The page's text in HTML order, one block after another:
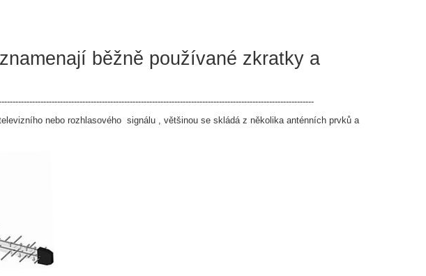
běžně používané zkratky a
nebo rozhlasového signálu , většinou se skládá z několika anténních prvků a